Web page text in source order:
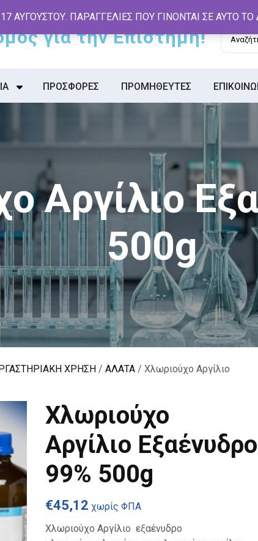
ΠΡΟΣΦΟΡΕΣ ΠΡΟΜΗΘΕΥΤΕΣ
Αργίλιο
500g
ΧΡΗΣΗ / ΑΛΑΤΑ / Χλωριούχο Αργίλιο
Χλωριούχο
Αργίλιο Εξαένυδρο
99% 500g
€45,12 χωρίς ΦΠΑ
Χλωριούχο Αργίλιο εξαένυδρο
ΑΥΓΟΥΣΤΟΥ. ΠΑΡΑΓΓΕΛΙΕΣ ΠΟΥ ΓΙΝΟΝΤΑΙ ΣΕ ΑΥΤΟ